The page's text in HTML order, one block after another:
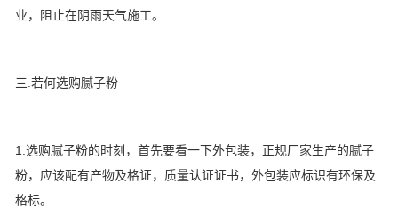
业，阻止在阴雨天气施工。
三.若何选购腻子粉
1.选购腻子粉的时刻，首先要看一下外包装，正规厂家生产的腻子
粉，应该配有产物及格证，质量认证证书，外包装应标识有环保及
格标。